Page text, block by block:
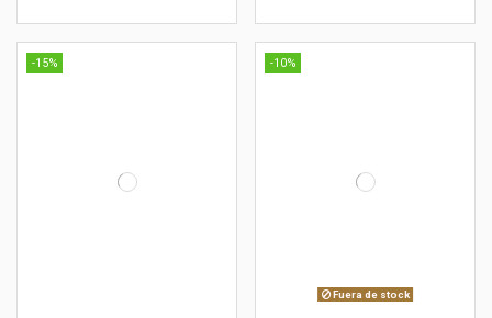
-15% -10%
Fuera de stock